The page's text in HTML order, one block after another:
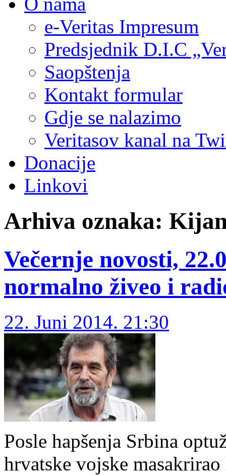
e-Veritas Impresum
Predsjednik D.I.C
Saopštenja
Kontakt formular
Gdje se nalazimo
Veritasov kanal na
Donacije
Linkovi
Arhiva oznaka:
Večernje novosti,
normalno živeo i
22. Juni 2014. 21:30
Posle hapšenja Srbina
hrvatske vojske